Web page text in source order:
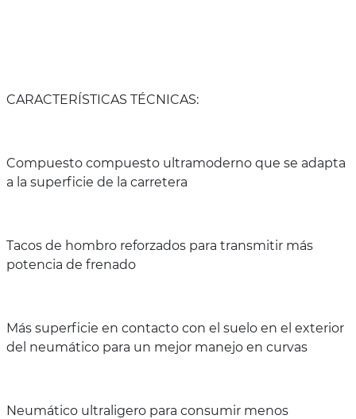
CARACTERÍSTICAS TÉCNICAS:
Compuesto compuesto ultramoderno que se adapta
a la superficie de la carretera
Tacos de hombro reforzados para transmitir más
potencia de frenado
Más superficie en contacto con el suelo en el exterior
del neumático para un mejor manejo en curvas
Neumático ultraligero para consumir menos